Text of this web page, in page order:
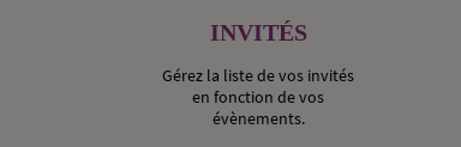
INVITÉS
Gérez la liste de vos invités
en fonction de vos
évènements.